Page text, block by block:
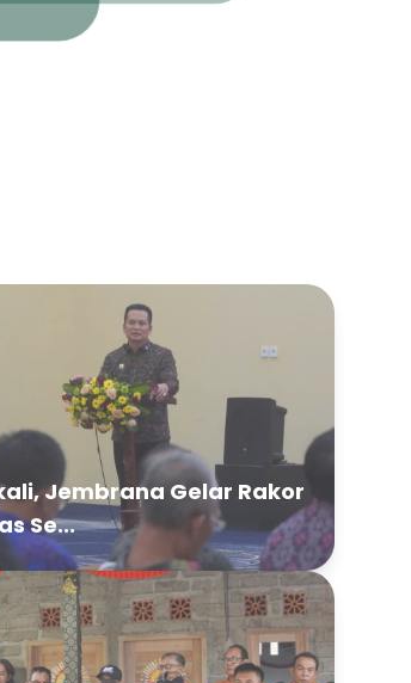
Jembrana Gelar Rakor
Se...